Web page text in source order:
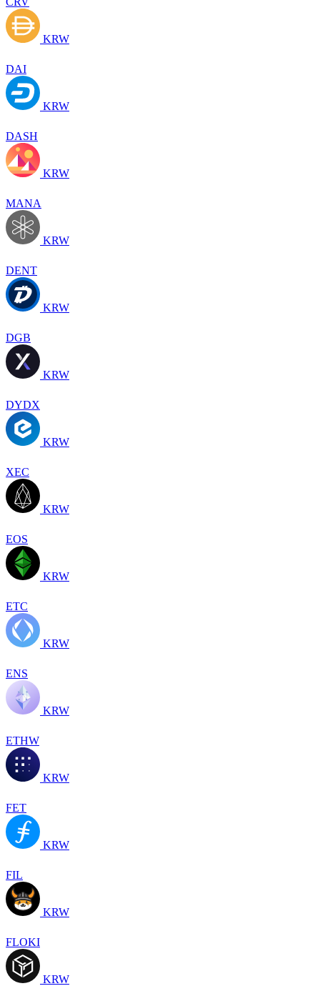
KRW
DAI
KRW
DASH
KRW
MANA
KRW
DENT
KRW
DGB
KRW
DYDX
KRW
XEC
KRW
EOS
KRW
ETC
KRW
ENS
KRW
ETHW
KRW
FET
KRW
FIL
KRW
FLOKI
KRW